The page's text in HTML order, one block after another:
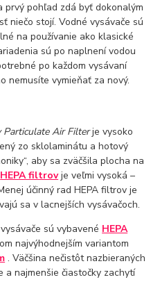
prvý pohľad zdá byť dokonalým
niečo stojí. Vodné vysávače sú
na používanie ako klasické
sú po naplnení vodou
po každom vysávaní
nemusíte vymieňať za nový.
Particulate Air Filterje vysoko
zo sklolaminátu a hotový
aby sa zväčšila plocha na
HEPA filtrovje veľmi vysoká –
účinný rad HEPA filtrov je
sa v lacnejších vysávačoch.
sú vybavené HEPA
najvýhodnejším variantom
. Väčšina nečistôt nazbieraných
a najmenšie čiastočky zachytí